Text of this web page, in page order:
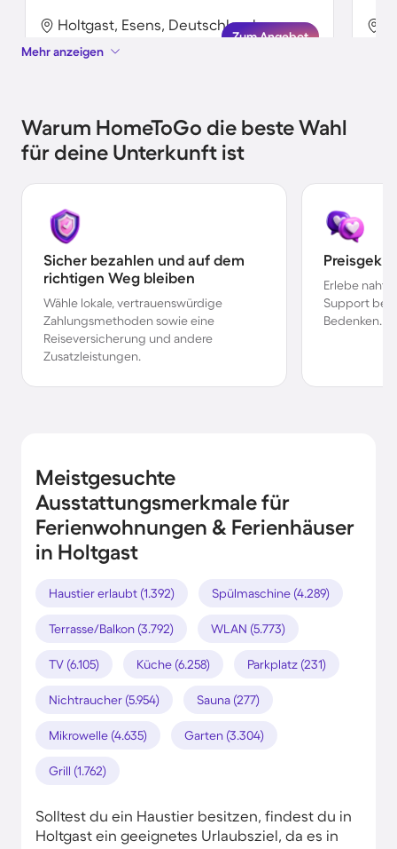
Holtgast, Esens, Deutschland
Zum Angebot
Mehr anzeigen
Warum HomeToGo die beste Wahl
für deine Unterkunft ist
Sicher bezahlen und auf dem
richtigen Weg bleiben
Wähle lokale, vertrauenswürdige
Zahlungsmethoden sowie eine
Reiseversicherung und andere
Zusatzleistungen.
Erlebe
Support bei
Bedenken.
Meistgesuchte
Ausstattungsmerkmale für
Ferienwohnungen & Ferienhäuser
in Holtgast
Haustier erlaubt (1.392) Spülmaschine (4.289)
Terrasse/Balkon (3.792) WLAN (5.773)
TV (6.105) Küche (6.258) Parkplatz (231)
Nichtraucher (5.954) Sauna (277)
Mikrowelle (4.635) Garten (3.304)
Grill (1.762)
Solltest du ein Haustier besitzen, findest du in
Holtgast ein geeignetes Urlaubsziel, da es in